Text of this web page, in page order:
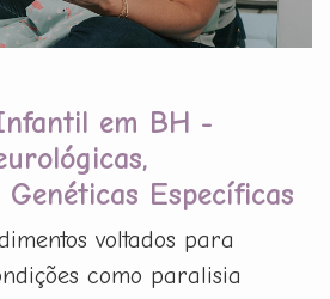
em BH -
Específicas
voltados para
como paralisia